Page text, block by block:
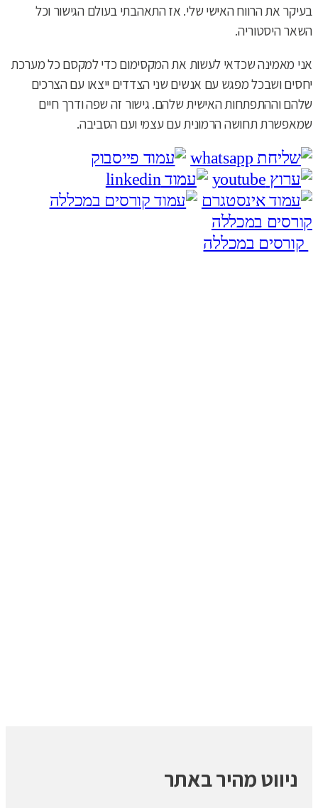
בעיקר את הרווח האישי שלי. אז התאהבתי בעולם הגישור וכל
השאר היסטוריה.
אני מאמינה שכדאי לעשות את המקסימום כדי למקסם כל מערכת
יחסים ושבכל מפגש עם אנשים שני הצדדים ייצאו עם הצרכים
שלהם וההתפתחות האישית שלהם. גישור זה שפה ודרך חיים
שמאפשרת תחושה הרמונית עם עצמי ועם הסביבה.
קורסים במכללה
קורסים במכללה
ניווט מהיר באתר